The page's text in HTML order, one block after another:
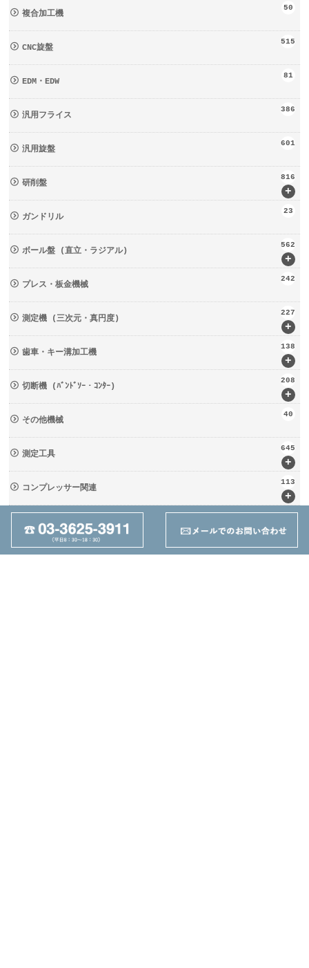
複合加工機
50
CNC旋盤
515
EDM・EDW
81
汎用フライス
386
汎用旋盤
601
+
研削盤
816
ガンドリル
23
+
ボール盤 (直立・ラジアル)
562
プレス・板金機械
242
+
測定機 (三次元・真円度)
227
+
歯車・キー溝加工機
138
+
切断機 (ﾊﾞﾝﾄﾞｿｰ・ｺﾝﾀｰ)
208
その他機械
40
+
測定工具
645
+
コンプレッサー関連
113
+
輸送・荷役機械 (ﾘﾌﾀｰ・台車)
133
周辺工具(定盤・バイス)
237